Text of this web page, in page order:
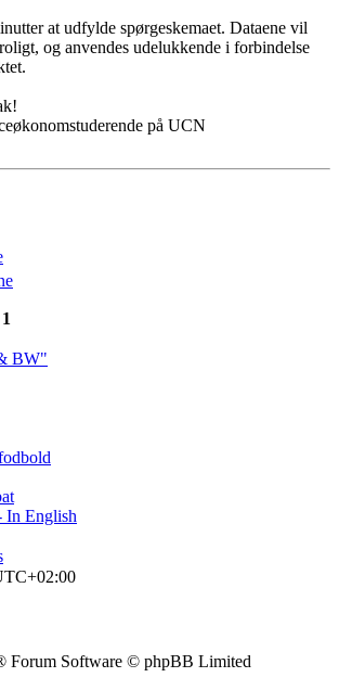
at udfylde spørgeskemaet. Dataene vil
og anvendes udelukkende i forbindelse
på UCN
1
BW"
English
Forum Software © phpBB Limited